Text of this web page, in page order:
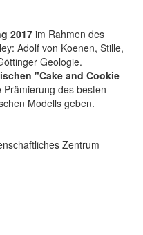
2017 im Rahmen des
Adolf von Koenen, Stille,
Geologie.
"Cake and Cookie
des besten
Modells geben.
Zentrum